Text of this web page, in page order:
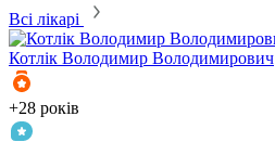
Всі лікарі
Котлік Володимир Володимирович
+28 років